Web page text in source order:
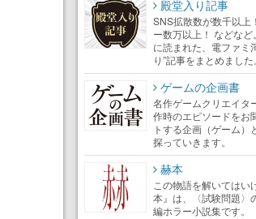
殿堂入り記事
SNS拡散数が数千以上
ー数万以上！ などなど
に読まれた、電ファミ
り”記事をまとめました。
ゲームの企画書
名作ゲームクリエイタ
作時のエピソードをお
トする企画（ゲーム）
探っていきます。
赫本
この物語を解いてはい
本』は、〈試験問題〉
編ホラー小説集です。